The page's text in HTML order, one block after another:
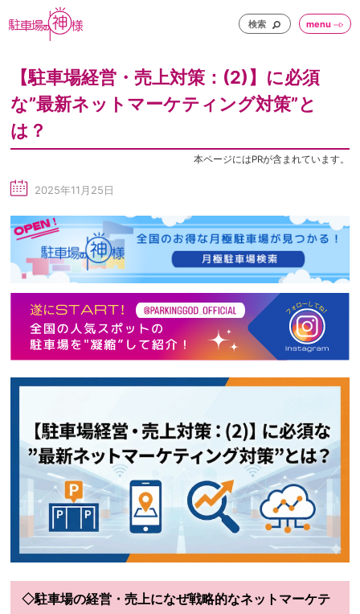
検索 menu
【駐車場経営・売上対策：(2)】に必須
な”最新ネットマーケティング対策”と
は？
本ページにはPRが含まれています。
he
du
le
2025年11月25日
◇駐車場の経営・売上になぜ戦略的なネットマーケテ